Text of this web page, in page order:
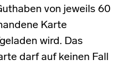
von jeweils 60
Karte
wird. Das
darf auf keinen Fall